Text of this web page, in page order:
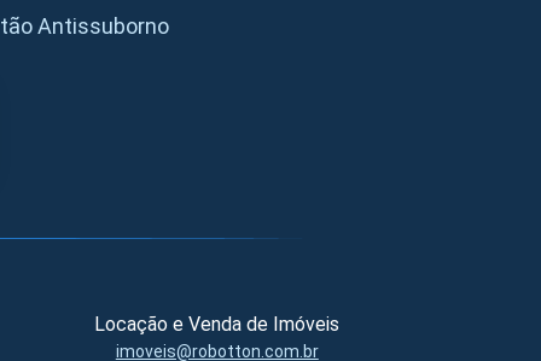
Antissuborno
Locação e Venda de Imóveis
imoveis@robotton.com.br